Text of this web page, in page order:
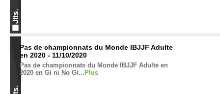
Pas de championnats du Monde IBJJF Adulte
en 2020 - 11/10/2020
Pas de championnats du Monde IBJJF Adulte en
2020 en Gi ni No Gi... Plus